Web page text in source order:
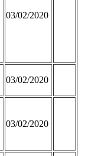
03/02/2020
03/02/2020
03/02/2020